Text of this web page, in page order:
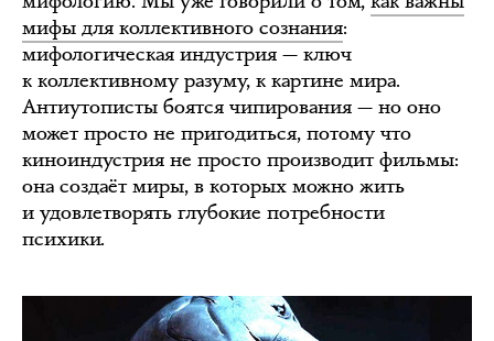
мифы для коллективного сознания:
мифологическая индустрия — ключ
к коллективному разуму, к картине мира.
Антиутописты боятся чипирования — но оно
может просто не пригодиться, потому что
киноиндустрия не просто производит фильмы:
она создаёт миры, в которых можно жить
и удовлетворять глубокие потребности
психики.